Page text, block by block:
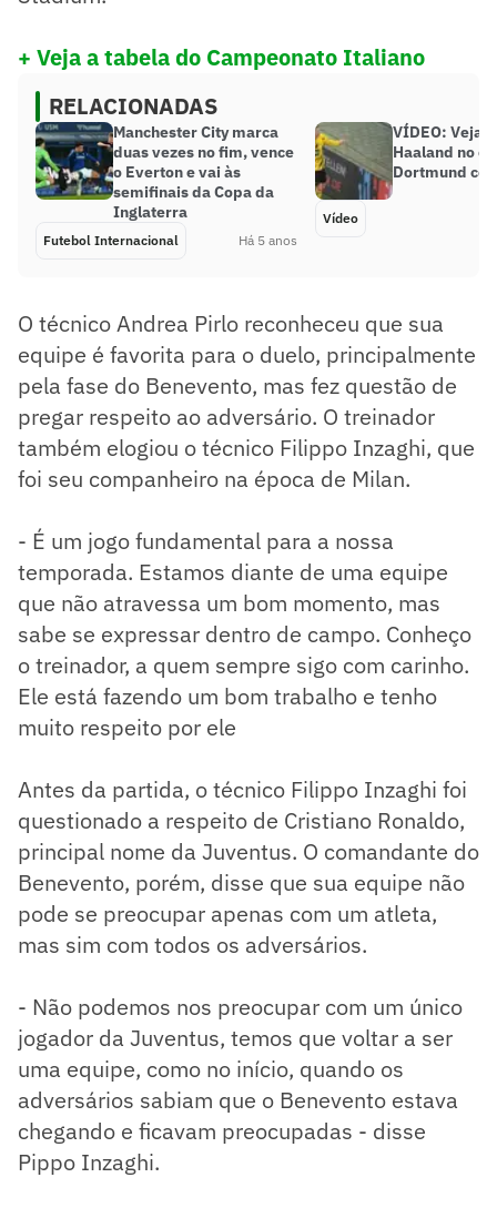
+ Veja a tabela do Campeonato Italiano
RELACIONADAS
Manchester City marca
duas vezes no fim, vence
o Everton e vai às
semifinais da Copa da
Inglaterra
Futebol Internacional Há 5 anos
VÍDEO: Veja
Haaland no
Dortmund
Vídeo
O técnico Andrea Pirlo reconheceu que sua
equipe é favorita para o duelo, principalmente
pela fase do Benevento, mas fez questão de
pregar respeito ao adversário. O treinador
também elogiou o técnico Filippo Inzaghi, que
foi seu companheiro na época de Milan.
- É um jogo fundamental para a nossa
temporada. Estamos diante de uma equipe
que não atravessa um bom momento, mas
sabe se expressar dentro de campo. Conheço
o treinador, a quem sempre sigo com carinho.
Ele está fazendo um bom trabalho e tenho
muito respeito por ele
Antes da partida, o técnico Filippo Inzaghi foi
questionado a respeito de Cristiano Ronaldo,
principal nome da Juventus. O comandante do
Benevento, porém, disse que sua equipe não
pode se preocupar apenas com um atleta,
mas sim com todos os adversários.
- Não podemos nos preocupar com um único
jogador da Juventus, temos que voltar a ser
uma equipe, como no início, quando os
adversários sabiam que o Benevento estava
chegando e ficavam preocupadas - disse
Pippo Inzaghi.